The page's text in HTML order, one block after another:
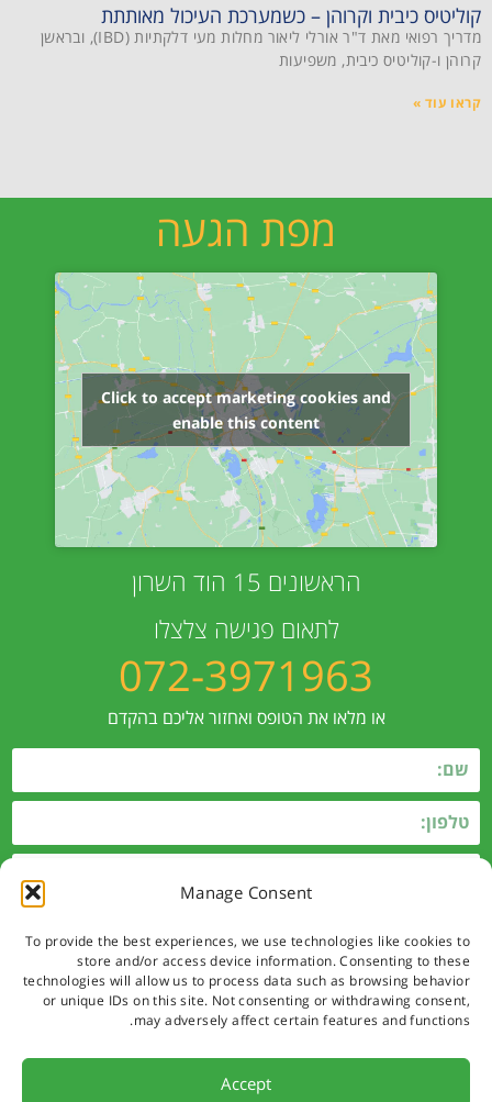
Manage Consent
To provide the best experiences, we use technologies like cookies to
store and/or access device information. Consenting to these
technologies will allow us to process data such as browsing behavior
or unique IDs on this site. Not consenting or withdrawing consent,
may adversely affect certain features and functions.
Accept
קוליטיס כיבית וקרוהן – כשמערכת העיכול מאותתת
מדריך רפואי מאת ד"ר אורלי ליאור מחלות מעי דלקתיות (IBD), ובראשן
קרוהן ו-קוליטיס כיבית, משפיעות
קראו עוד »
מפת הגעה
Click to accept marketing cookies and
enable this content
הראשונים 15 הוד השרון
לתאום פגישה צלצלו
072-3971963
או מלאו את הטופס ואחזור אליכם בהקדם